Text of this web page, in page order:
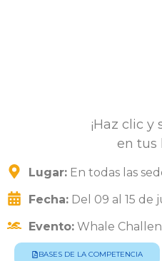
¡Haz clic
en tus
Lugar: En todas las
Fecha: Del 09 al 15 de
Evento: Whale
BASES DE LA COMPETENCIA